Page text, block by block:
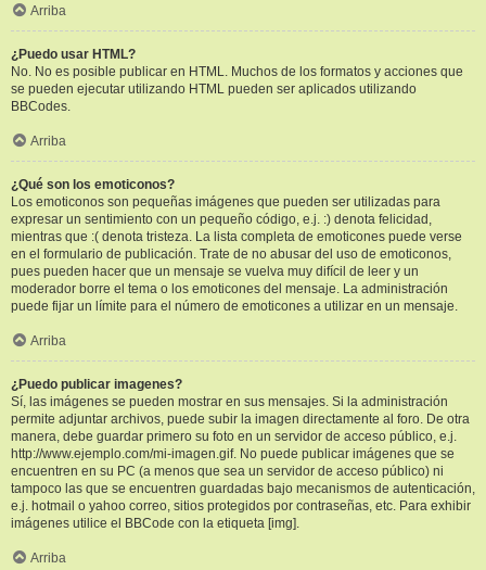
Arriba
¿Puedo usar HTML?
No. No es posible publicar en HTML. Muchos de los formatos y acciones que
se pueden ejecutar utilizando HTML pueden ser aplicados utilizando
BBCodes.
Arriba
¿Qué son los emoticonos?
Los emoticonos son pequeñas imágenes que pueden ser utilizadas para
expresar un sentimiento con un pequeño código, e.j. :) denota felicidad,
mientras que :( denota tristeza. La lista completa de emoticones puede verse
en el formulario de publicación. Trate de no abusar del uso de emoticonos,
pues pueden hacer que un mensaje se vuelva muy difícil de leer y un
moderador borre el tema o los emoticones del mensaje. La administración
puede fijar un límite para el número de emoticones a utilizar en un mensaje.
Arriba
¿Puedo publicar imagenes?
Sí, las imágenes se pueden mostrar en sus mensajes. Si la administración
permite adjuntar archivos, puede subir la imagen directamente al foro. De otra
manera, debe guardar primero su foto en un servidor de acceso público, e.j.
http://www.ejemplo.com/mi-imagen.gif. No puede publicar imágenes que se
encuentren en su PC (a menos que sea un servidor de acceso público) ni
tampoco las que se encuentren guardadas bajo mecanismos de autenticación,
e.j. hotmail o yahoo correo, sitios protegidos por contraseñas, etc. Para exhibir
imágenes utilice el BBCode con la etiqueta [img].
Arriba